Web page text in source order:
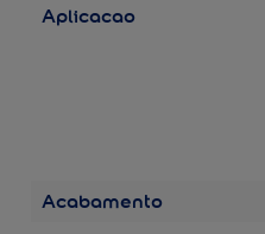
Aplicacao
Acabamento